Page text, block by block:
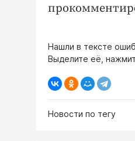
Нашли в тексте
Выделите её,
Новости по тегу